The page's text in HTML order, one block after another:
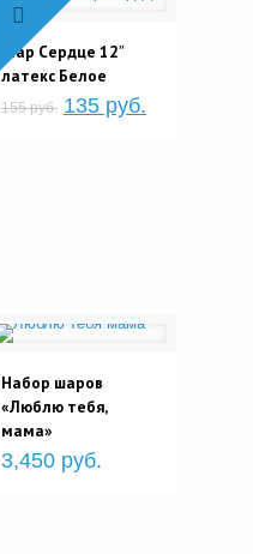
Шар Cердце 12″
латекс Белое
155 руб. 135 руб.
Набор шаров
«Люблю тебя,
мама»
3,450 руб.